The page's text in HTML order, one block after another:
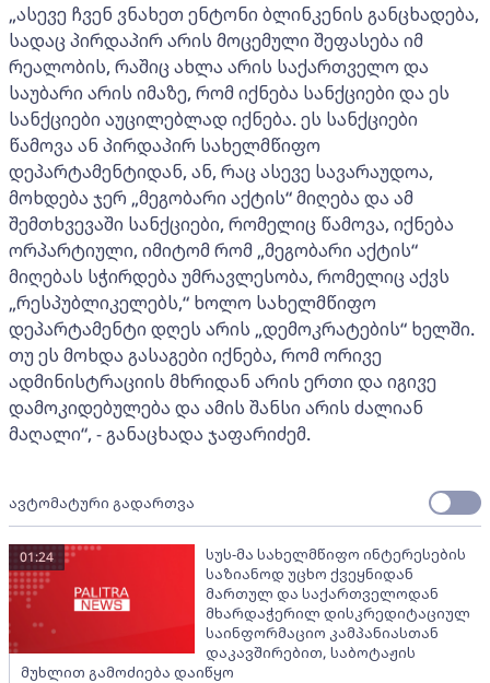
„ასევე ჩვენ ვნახეთ ენტონი ბლინკენის განცხადება,
სადაც პირდაპირ არის მოცემული შეფასება იმ
რეალობის, რაშიც ახლა არის საქართველო და
საუბარი არის იმაზე, რომ იქნება სანქციები და ეს
სანქციები აუცილებლად იქნება. ეს სანქციები
წამოვა ან პირდაპირ სახელმწიფო
დეპარტამენტიდან, ან, რაც ასევე სავარაუდოა,
მოხდება ჯერ „მეგობარი აქტის“ მიღება და ამ
შემთხვევაში სანქციები, რომელიც წამოვა, იქნება
ორპარტიული, იმიტომ რომ „მეგობარი აქტის“
მიღებას სჭირდება უმრავლესობა, რომელიც აქვს
„რესპუბლიკელებს,“ ხოლო სახელმწიფო
დეპარტამენტი დღეს არის „დემოკრატების“ ხელში.
თუ ეს მოხდა გასაგები იქნება, რომ ორივე
ადმინისტრაციის მხრიდან არის ერთი და იგივე
დამოკიდებულება და ამის შანსი არის ძალიან
მაღალი“, - განაცხადა ჯაფარიძემ.
ავტომატური გადართვა
სუს-მა სახელმწიფო ინტერესების
საზიანოდ უცხო ქვეყნიდან
მართულ და საქართველოდან
მხარდაჭერილ დისკრედიტაციულ
საინფორმაციო კამპანიასთან
დაკავშირებით, საბოტაჟის
მუხლით გამოძიება დაიწყო
01:24